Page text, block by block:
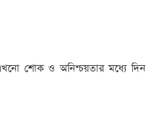
শোক ও অনিশ্চয়তার মধ্যে দিন